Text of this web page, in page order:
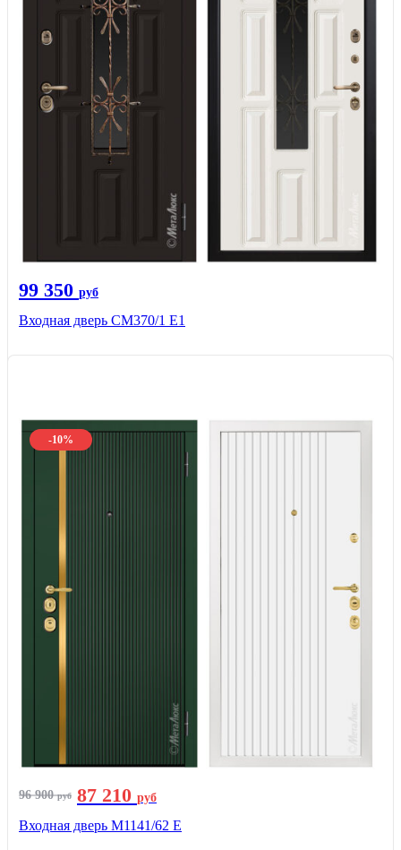
99 350 руб
Входная дверь СМ370/1 Е1
-10%
96 900руб 87 210 руб
Входная дверь М1141/62 Е